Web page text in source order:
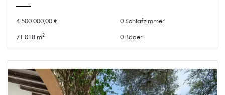
4.500.000,00 €
71.018 m²
0 Schlafzimmer
0 Bäder